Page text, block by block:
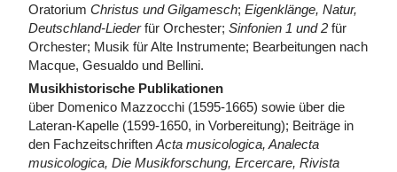
Oratorium Christus und Gilgamesch; Eigenklänge, Natur,
Deutschland-Liederfür Orchester; Sinfonien 1 und 2 für
Orchester; Musik für Alte Instrumente; Bearbeitungen nach
Macque, Gesualdo und Bellini.
Musikhistorische Publikationen
über Domenico Mazzocchi (1595-1665) sowie über die
Lateran-Kapelle (1599-1650, in Vorbereitung); Beiträge in
den Fachzeitschriften Acta musicologica, Analecta
musicologica, Die Musikforschung, Ercercare, Rivista